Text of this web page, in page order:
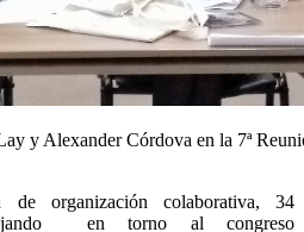
y Alexander Córdova en la 7ª
de organización colaborativa, 34
en torno al congreso